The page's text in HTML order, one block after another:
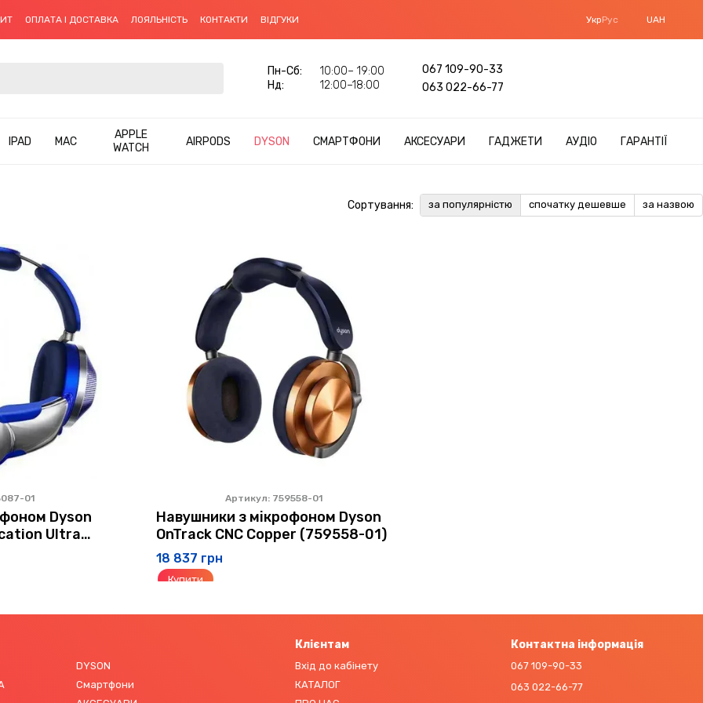
ОПЛАТА І ДОСТАВКА ЛОЯЛЬНІСТЬ КОНТАКТИ ВІДГУКИ УкрРус UAH
Пн-Cб:
10:00– 19:00
Нд:
12:00–18:00
067 109-90-33
063 022-66-77
IPAD MAC
APPLE
WATCH
AIRPODS DYSON СМАРТФОНИ АКСЕСУАРИ ГАДЖЕТИ АУДІО ГАРАНТІЇ
Сортування: за популярністю спочатку дешевше за назвою
01
Dyson
Ultra
01)
Артикул: 759558-01
Навушники з мікрофоном Dyson
OnTrack CNC Copper (759558-01)
18 837 грн
Купити
DYSON
Смартфони
Клієнтам
Вхід до кабінету
КАТАЛОГ
Контактна інформація
067 109-90-33
063 022-66-77